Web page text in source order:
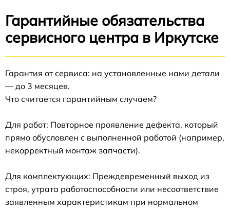
Гарантийные обязательства
сервисного центра в Иркутске
Гарантия от сервиса: на установленные нами детали
— до 3 месяцев.
Что считается гарантийным случаем?
Для работ: Повторное проявление дефекта, который
прямо обусловлен с выполненной работой (например,
некорректный монтаж запчасти).
Для комплектующих: Преждевременный выход из
строя, утрата работоспособности или несоответствие
заявленным характеристикам при нормальном